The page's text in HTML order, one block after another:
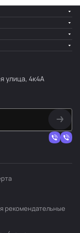
улица, 4к4А
рекомендательные